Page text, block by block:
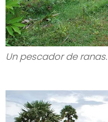
Un pescador de ranas.